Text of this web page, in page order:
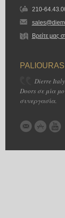
210-
Βρείτε μας
Dierre
Doors σε μία
συνεργασία.